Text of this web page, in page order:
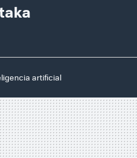
artificial